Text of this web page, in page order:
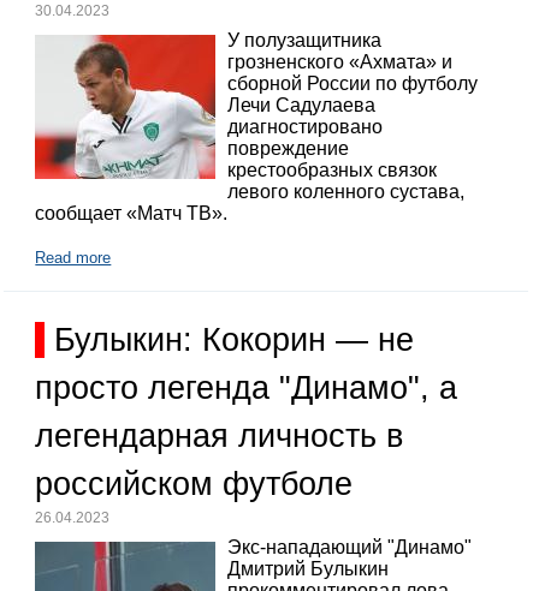
30.04.2023
У полузащитника
грозненского «Ахмата» и
сборной России по футболу
Лечи Садулаева
диагностировано
повреждение
крестообразных связок
левого коленного сустава,
сообщает «Матч ТВ».
Read more
Булыкин: Кокорин — не
просто легенда "Динамо", а
легендарная личность в
российском футболе
26.04.2023
Экс-нападающий "Динамо"
Дмитрий Булыкин